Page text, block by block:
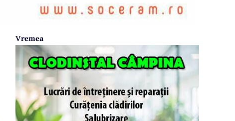
Vremea